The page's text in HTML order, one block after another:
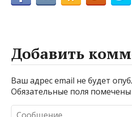
Добавить
Ваш адрес email не будет
Обязательные поля